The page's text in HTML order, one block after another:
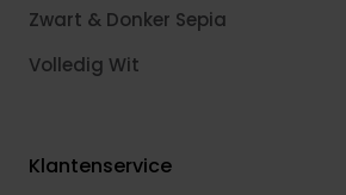
Zwart & Donker Sepia
Volledig Wit
Klantenservice